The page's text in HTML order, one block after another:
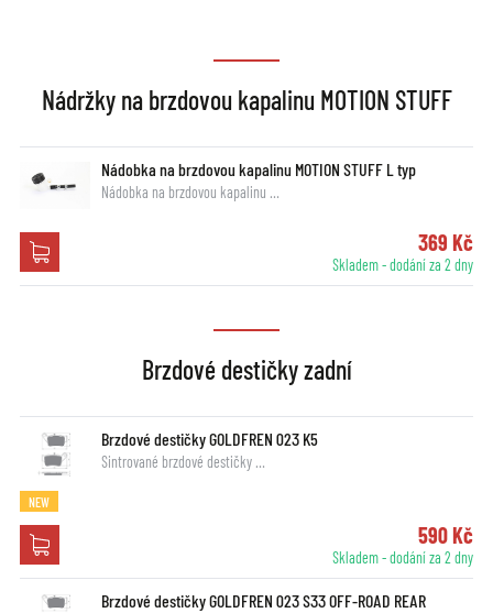
Nádržky na brzdovou kapalinu MOTION STUFF
Nádobka na brzdovou kapalinu MOTION STUFF L typ
Nádobka na brzdovou kapalinu …
369 Kč
Skladem - dodání za 2 dny
Brzdové destičky zadní
Brzdové destičky GOLDFREN 023 K5
Sintrované brzdové destičky …
NEW
590 Kč
Skladem - dodání za 2 dny
Brzdové destičky GOLDFREN 023 S33 OFF-ROAD REAR